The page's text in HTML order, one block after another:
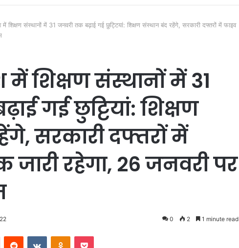
में शिक्षण संस्थानों में 31 जनवरी तक बढ़ाई गई छुट्टियां: शिक्षण संस्थान बंद रहेंगे, सरकारी दफ्तरों में फाइव
में शिक्षण संस्थानों में 31
गई छुट्टियां: शिक्षण
सरकारी दफ्तरों में
जारी रहेगा, 26 जनवरी पर
0 2 1 minute read
PinterestReddit VKontakteOdnoklassniki
Pocket